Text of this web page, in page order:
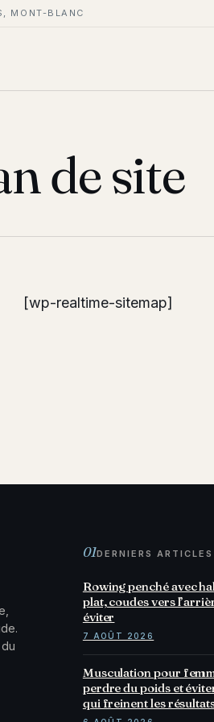
MONT-BLANC
de site
[wp-realtime-sitemap]
01DERNIERS ARTICLES
Rowing penché avec
plat, coudes vers
éviter
7 AOÛT 2026
Musculation pour
perdre du poids et
qui freinent les